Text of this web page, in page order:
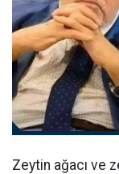
Zeytin ağacı ve